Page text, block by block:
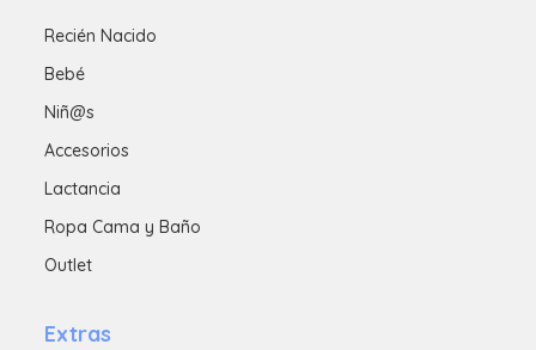
Recién Nacido
Bebé
Niñ@s
Accesorios
Lactancia
Ropa Cama y Baño
Outlet
Extras